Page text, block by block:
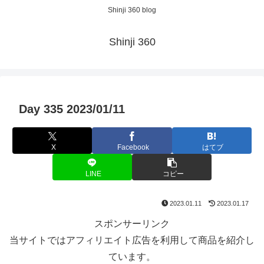
Shinji 360 blog
Shinji 360
Day 335 2023/01/11
X Facebook はてブ
LINE コピー
2023.01.11 2023.01.17
スポンサーリンク
当サイトではアフィリエイト広告を利用して商品を紹介し
ています。